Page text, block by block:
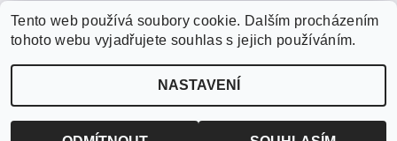
WANTED SPORT PARDUBICE , všechna práva vyhrazena
cookies
Tento web používá soubory cookie. Dalším procházením
tohoto webu vyjadřujete souhlas s jejich používáním.
NASTAVENÍ